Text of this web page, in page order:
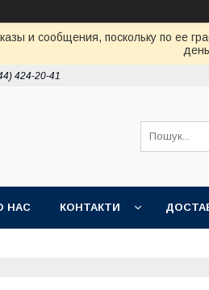
и сообщения, поскольку по ее
424-20-41
НАС КОНТАКТИ